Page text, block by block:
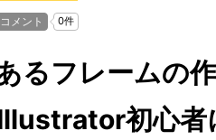
るフレームの
初心者